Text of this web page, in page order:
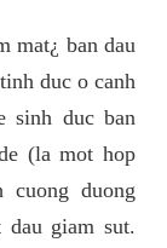
mat¿ ban dau
duc o canh
sinh duc ban
(la mot hop
duong
giam sut.